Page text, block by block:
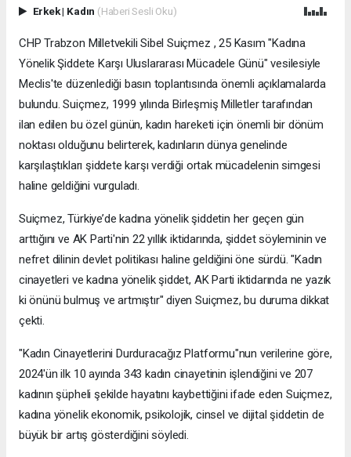
Erkek| Kadın (Haberi Sesli Oku)
CHP Trabzon Milletvekili Sibel Suiçmez , 25 Kasım "Kadına
Yönelik Şiddete Karşı Uluslararası Mücadele Günü" vesilesiyle
Meclis'te düzenlediği basın toplantısında önemli açıklamalarda
bulundu. Suiçmez, 1999 yılında Birleşmiş Milletler tarafından
ilan edilen bu özel günün, kadın hareketi için önemli bir dönüm
noktası olduğunu belirterek, kadınların dünya genelinde
karşılaştıkları şiddete karşı verdiği ortak mücadelenin simgesi
haline geldiğini vurguladı.
Suiçmez, Türkiye’de kadına yönelik şiddetin her geçen gün
arttığını ve AK Parti'nin 22 yıllık iktidarında, şiddet söyleminin ve
nefret dilinin devlet politikası haline geldiğini öne sürdü. "Kadın
cinayetleri ve kadına yönelik şiddet, AK Parti iktidarında ne yazık
ki önünü bulmuş ve artmıştır" diyen Suiçmez, bu duruma dikkat
çekti.
"Kadın Cinayetlerini Durduracağız Platformu"nun verilerine göre,
2024'ün ilk 10 ayında 343 kadın cinayetinin işlendiğini ve 207
kadının şüpheli şekilde hayatını kaybettiğini ifade eden Suiçmez,
kadına yönelik ekonomik, psikolojik, cinsel ve dijital şiddetin de
büyük bir artış gösterdiğini söyledi.